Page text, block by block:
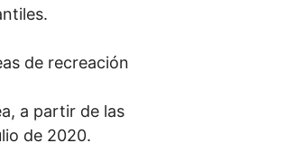
de recreación
a partir de las
de 2020.